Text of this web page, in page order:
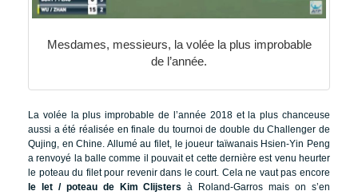
Mesdames, messieurs, la volée la plus improbable
de l’année.
La volée la plus improbable de l’année 2018 et la plus chanceuse
aussi a été réalisée en finale du tournoi de double du Challenger de
Qujing, en Chine. Allumé au filet, le joueur taïwanais Hsien-Yin Peng
a renvoyé la balle comme il pouvait et cette dernière est venu heurter
le poteau du filet pour revenir dans le court. Cela ne vaut pas encore
le let / poteau de Kim Clijsters à Roland-Garros mais on s’en